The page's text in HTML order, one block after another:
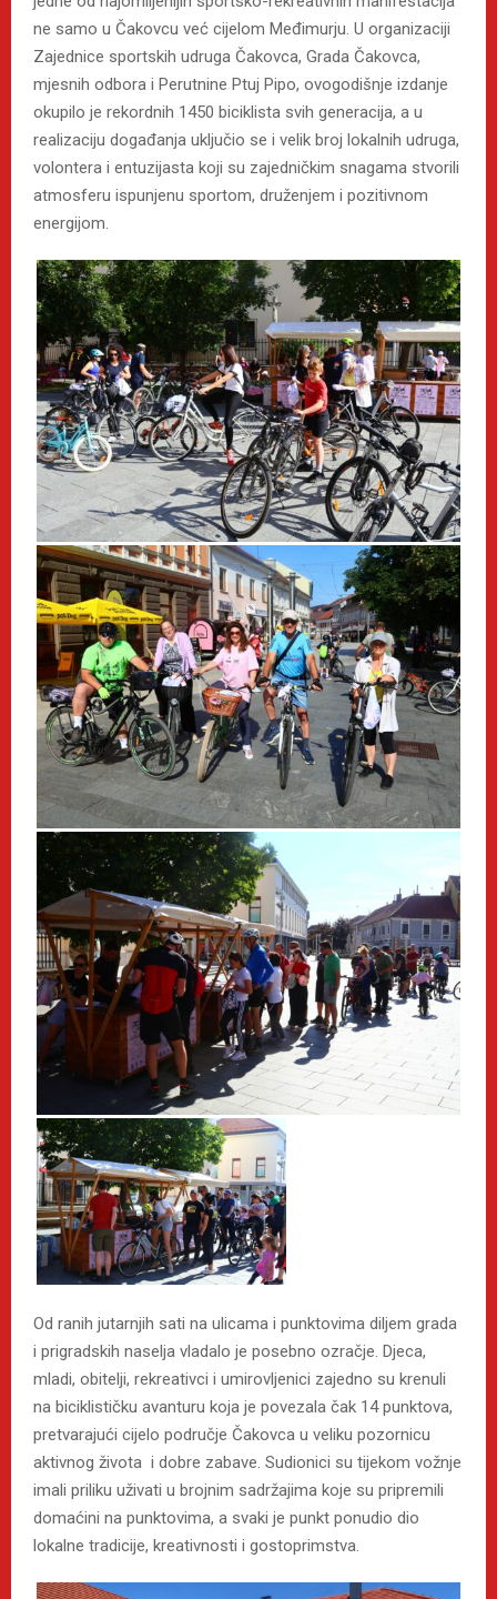
ne samo u Čakovcu već cijelom Međimurju. U organizaciji
Zajednice sportskih udruga Čakovca, Grada Čakovca,
mjesnih odbora i Perutnine Ptuj Pipo, ovogodišnje izdanje
okupilo je rekordnih 1450 biciklista svih generacija, a u
realizaciju događanja uključio se i velik broj lokalnih udruga,
volontera i entuzijasta koji su zajedničkim snagama stvorili
atmosferu ispunjenu sportom, druženjem i pozitivnom
energijom.
Od ranih jutarnjih sati na ulicama i punktovima diljem grada
i prigradskih naselja vladalo je posebno ozračje. Djeca,
mladi, obitelji, rekreativci i umirovljenici zajedno su krenuli
na biciklističku avanturu koja je povezala čak 14 punktova,
pretvarajući cijelo područje Čakovca u veliku pozornicu
aktivnog života i dobre zabave. Sudionici su tijekom vožnje
imali priliku uživati u brojnim sadržajima koje su pripremili
domaćini na punktovima, a svaki je punkt ponudio dio
lokalne tradicije, kreativnosti i gostoprimstva.